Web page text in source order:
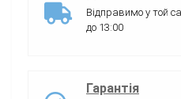
Відправимо у той
до 13:00
Гарантія